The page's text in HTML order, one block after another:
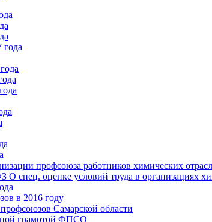
профсоюза работников химических
О спец. оценке условий труда в организациях
в 2016 году
Самарской области
грамотой ФПСО